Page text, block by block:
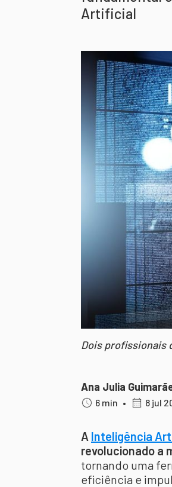
Artificial
Dois profissionais
Ana Julia
6 min • 8 jul
A Inteligência
revolucionado a
tornando uma
eficiência e